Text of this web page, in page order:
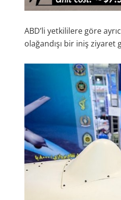
ABD’li yetkililere göre
olağandışı bir iniş ziyaret